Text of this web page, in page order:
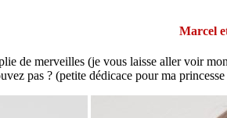
Marcel
de merveilles (je vous laisse aller voir
pas ? (petite dédicace pour ma